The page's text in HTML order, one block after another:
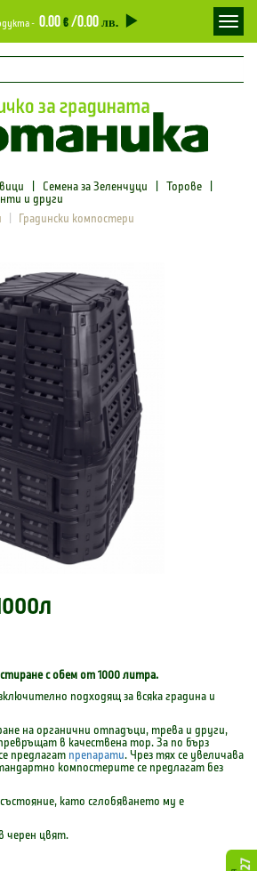
- 0.00€/0.00лв.
Семена за Зеленчуци Торове
и други
Градински компостери
с обем от 1000 литра.
подходящ за всяка градина и
на органични отпадъци, трева и други,
в качествена тор. За по бърз
предлагат препарати. Чрез тях се увеличава
компостерите се предлагат без
като сглобяването му е
черен цвят.